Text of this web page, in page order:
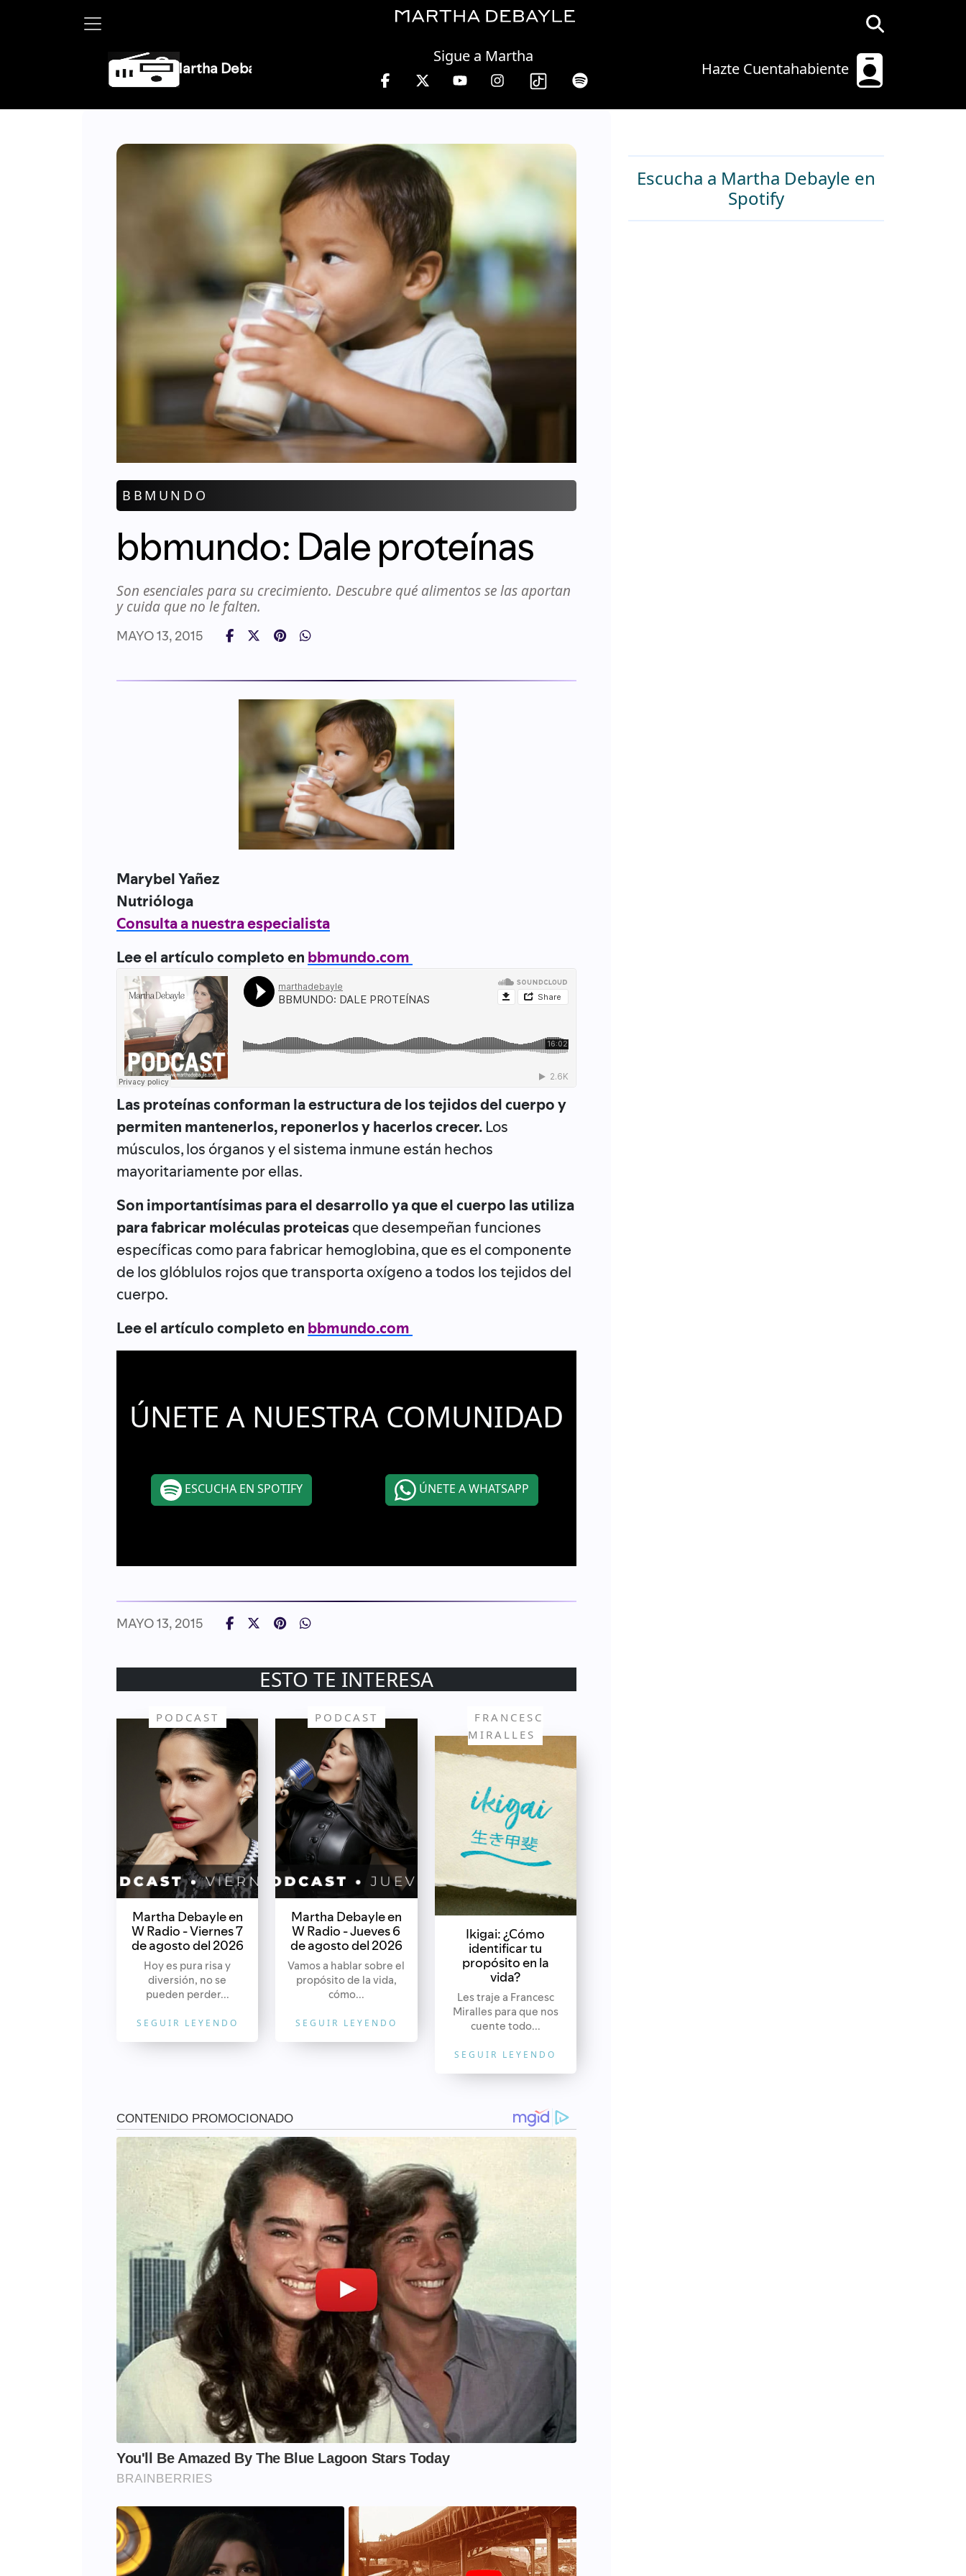
Hazte Cuentahabiente
Sigue a Martha
Martha Debayle en W, lunes a viernes de 10 a 13 hrs.
BBMUNDO
bbmundo: Dale proteínas
Son esenciales para su crecimiento. Descubre qué alimentos se las aportan
y cuida que no le falten.
MAYO 13, 2015
Marybel Yañez
Nutrióloga
Consulta a nuestra especialista
Lee el artículo completo en bbmundo.com
Las proteínas conforman la estructura de los tejidos del cuerpo y
permiten mantenerlos, reponerlos y hacerlos crecer. Los
músculos, los órganos y el sistema inmune están hechos
mayoritariamente por ellas.
Son importantísimas para el desarrollo ya que el cuerpo las utiliza
para fabricar moléculas proteicasque desempeñan funciones
específicas como para fabricar hemoglobina, que es el componente
de los glóblulos rojos que transporta oxígeno a todos los tejidos del
cuerpo.
Lee el artículo completo en bbmundo.com
ÚNETE A NUESTRA COMUNIDAD
ESCUCHA EN SPOTIFY ÚNETE A WHATSAPP
MAYO 13, 2015
ESTO TE INTERESA
PODCAST
Martha Debayle en
W Radio - Viernes 7
de agosto del 2026
Hoy es pura risa y
diversión, no se
pueden perder...
SEGUIR LEYENDO
PODCAST
Martha Debayle en
W Radio - Jueves 6
de agosto del 2026
Vamos a hablar sobre el
propósito de la vida,
cómo...
SEGUIR LEYENDO
FRANCESC
MIRALLES
Ikigai: ¿Cómo
identificar tu
propósito en la
vida?
Les traje a Francesc
Miralles para que nos
cuente todo...
SEGUIR LEYENDO
Escucha a Martha Debayle en
Spotify